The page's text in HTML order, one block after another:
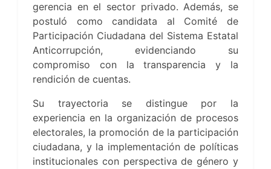
gerencia en el sector privado. Además, se
postuló como candidata al Comité de
Participación Ciudadana del Sistema Estatal
Anticorrupción, evidenciando su
compromiso con la transparencia y la
rendición de cuentas.
Su trayectoria se distingue por la
experiencia en la organización de procesos
electorales, la promoción de la participación
ciudadana, y la implementación de políticas
institucionales con perspectiva de género y